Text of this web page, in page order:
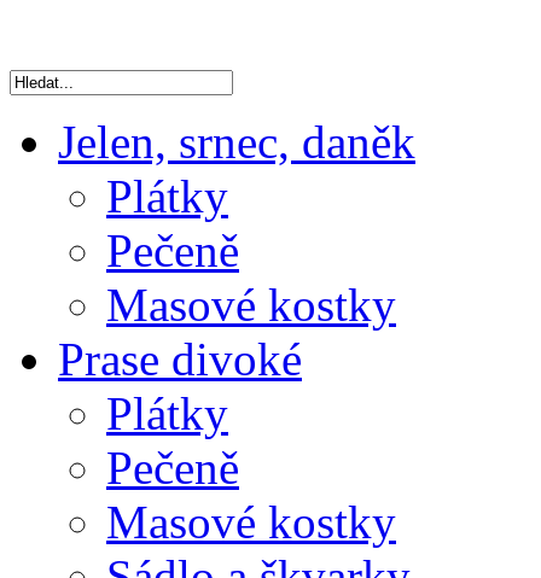
Jelen, srnec, daněk
Plátky
Pečeně
Masové kostky
Prase divoké
Plátky
Pečeně
Masové kostky